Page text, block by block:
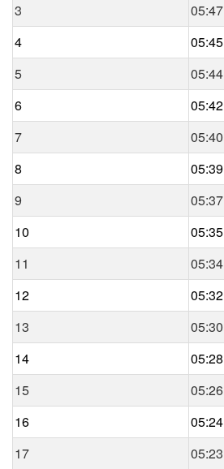
3
05:47
4
05:45
5
05:44
6
05:42
7
05:40
8
05:39
9
05:37
10
05:35
11
05:34
12
05:32
13
05:30
14
05:28
15
05:26
16
05:24
17
05:23